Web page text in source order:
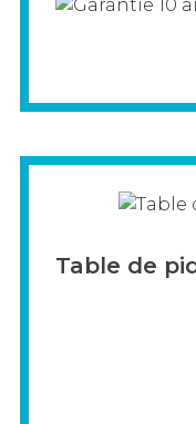
EXPOSITIONS,
MATÉRIEL
MOBILIER
Table de